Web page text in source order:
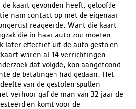
kaart gevonden heeft, geloofde
nam contact op met de eigenaar
reageerde. Want die kaart
die in haar auto zou moeten
later effectief uit de auto gestolen
waren al 14 verrichtingen
dat volgde, kon aangetoond
de betalingen had gedaan. Het
van de gestolen spullen
verhoor gaf de man van 32 jaar de
en komt voor de